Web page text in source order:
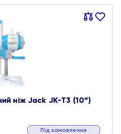
Порівняти
В
ніж Jack JK-T3 (10”)
Під замовлення